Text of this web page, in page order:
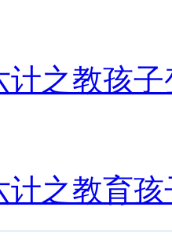
计之教孩
计之教育